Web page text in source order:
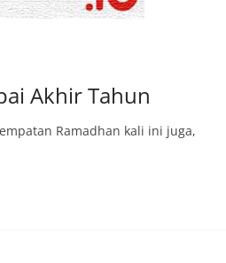
Akhir Tahun
Ramadhan kali ini juga,